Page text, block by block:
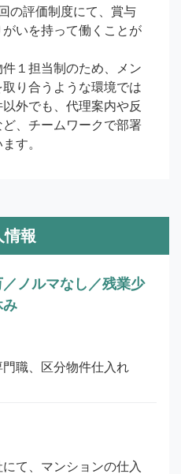
の評価制度にて、賞与
いを持って働くことが
１担当制のため、メン
り合うような環境では
外でも、代理案内や反
、チームワークで部署
す。
情報
ノルマなし／残業少
み
職、区分物件仕入れ
て、マンションの仕入